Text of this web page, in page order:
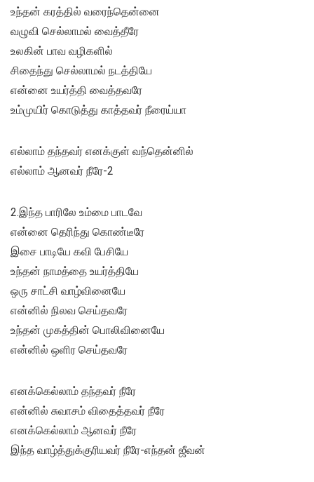
உந்தன் கரத்தில் வரைந்தென்னை
வழுவி செல்லாமல் வைத்தீரே
உலகின் பாவ வழிகளில்
சிதைந்து செல்லாமல் நடத்தியே
என்னை உயர்த்தி வைத்தவரே
உம்முயிர் கொடுத்து காத்தவர் நீரைய்யா
எல்லாம் தந்தவர் எனக்குள் வந்தென்னில்
எல்லாம் ஆனவர் நீரே-2
2.இந்த பாரிலே உம்மை பாடவே
என்னை தெரிந்து கொண்டீரே
இசை பாடியே கவி பேசியே
உந்தன் நாமத்தை உயர்த்தியே
ஒரு சாட்சி வாழ்வினையே
என்னில் நிலவ செய்தவரே
உந்தன் முகத்தின் பொலிவினையே
என்னில் ஒளிர செய்தவரே
எனக்கெல்லாம் தந்தவர் நீரே
என்னில் சுவாசம் விதைத்தவர் நீரே
எனக்கெல்லாம் ஆனவர் நீரே
இந்த வாழ்த்துக்குரியவர் நீரே-எந்தன் ஜீவன்